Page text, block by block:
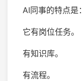
AI同事的特点是：
它有岗位任务。
有知识库。
有流程。